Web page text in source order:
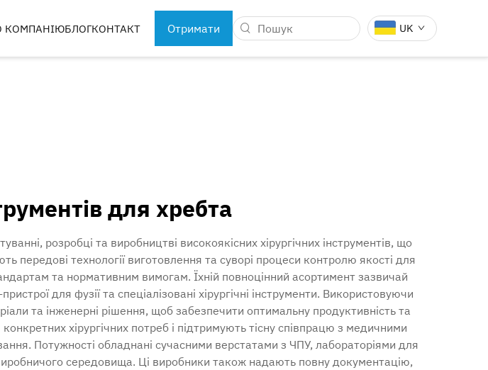
КОМПАНІЮБЛОГКОНТАКТ Отримати UK
для хребта
розробці та виробництві високоякісних хірургічних інструментів, що
передові технології виготовлення та суворі процеси контролю якості для
та нормативним вимогам. Їхній повноцінний асортимент зазвичай
для фузії та спеціалізовані хірургічні інструменти. Використовуючи
та інженерні рішення, щоб забезпечити оптимальну продуктивність та
хірургічних потреб і підтримують тісну співпрацю з медичними
Потужності обладнані сучасними верстатами з ЧПУ, лабораторіями для
середовища. Ці виробники також надають повну документацію,